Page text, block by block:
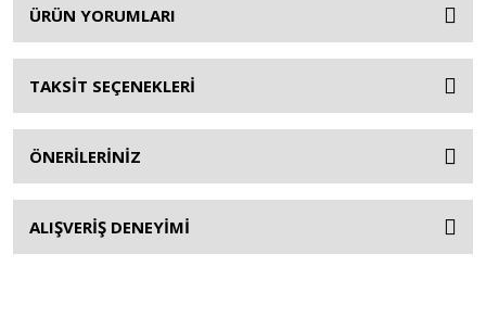
ÜRÜN YORUMLARI
TAKSİT SEÇENEKLERİ
ÖNERİLERİNİZ
ALIŞVERİŞ DENEYİMİ